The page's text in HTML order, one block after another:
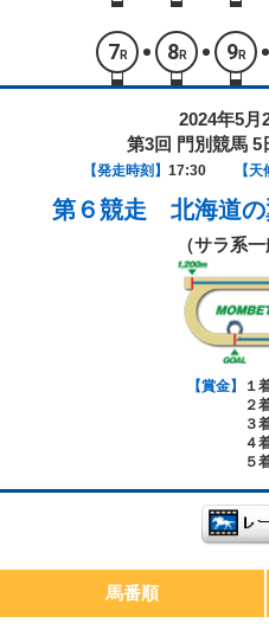
7 R 8R 9R
2024年5月
第3回 門別競馬
【発走時刻】 17:30 【天
第６競走 北海道
（サラ系
【賞金】
１
２
３
４
５
馬番順